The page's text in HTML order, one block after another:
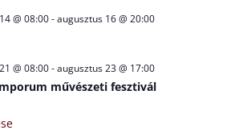
@ 08:00-augusztus 16 @ 20:00
@ 08:00-augusztus 23 @ 17:00
művészeti fesztivál